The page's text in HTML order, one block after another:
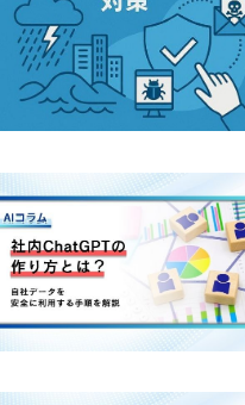
「社内ChatGPTの作り方